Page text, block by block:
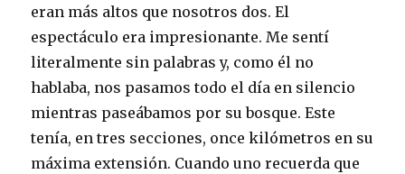
eran más altos que nosotros dos. El
espectáculo era impresionante. Me sentí
literalmente sin palabras y, como él no
hablaba, nos pasamos todo el día en silencio
mientras paseábamos por su bosque. Este
tenía, en tres secciones, once kilómetros en su
máxima extensión. Cuando uno recuerda que